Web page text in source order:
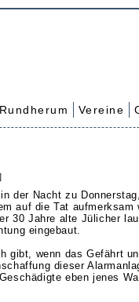
Rundherum Vereine
der Nacht zu
auf die Tat aufmerksam
30 Jahre alte Jülicher
eingebaut.
gibt, wenn das Gefährt
dieser
eben jenes